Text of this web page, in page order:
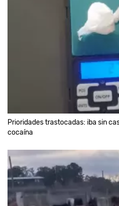
Prioridades trastocadas: iba sin
cocaína